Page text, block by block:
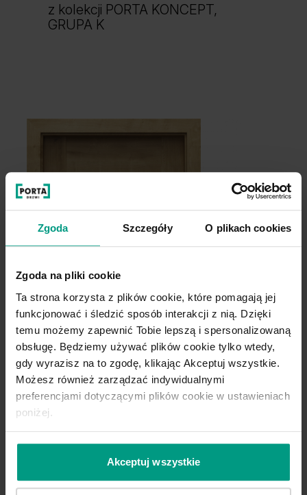
Zgoda Szczegóły O plikach cookies
Zgoda na pliki cookie
Ta strona korzysta z plików cookie, które pomagają jej
funkcjonować i śledzić sposób interakcji z nią. Dzięki
temu możemy zapewnić Tobie lepszą i spersonalizowaną
obsługę. Będziemy używać plików cookie tylko wtedy,
gdy wyrazisz na to zgodę, klikając Akceptuj wszystkie.
Możesz również zarządzać indywidualnymi
preferencjami dotyczącymi plików cookie w ustawieniach
poniżej.
Akceptuj wszystkie
z kolekcji PORTA KONCEPT,
GRUPA K